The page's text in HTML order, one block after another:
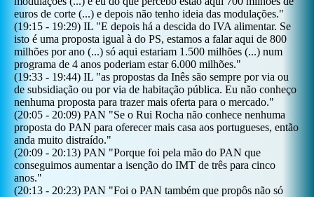
euros de corte (...) e depois não tenho ideia das modulações."
(19:15 - 19:29) IL "E depois há a descida do IVA alimentar. Se
isto é uma proposta igual à do PS, estamos a falar aqui de 800
milhões por ano (...) só aqui estariam 1.500 milhões (...) num
programa de 4 anos poderiam estar 6.000 milhões."
(19:33 - 19:44) IL "as propostas da Inês são sempre por via ou
de subsidiação ou por via de habitação pública. Eu não conheço
nenhuma proposta para trazer mais oferta para o mercado."
(20:05 - 20:09) PAN "Se o Rui Rocha não conhece nenhuma
proposta do PAN para oferecer mais casa aos portugueses, então
anda muito distraído."
(20:09 - 20:13) PAN "Porque foi pela mão do PAN que
conseguimos aumentar a isenção do IMT de três para cinco
anos."
(20:13 - 20:23) PAN "Foi o PAN também que propôs não só